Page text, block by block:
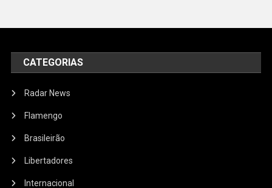
CATEGORIAS
Radar News
Flamengo
Brasileirão
Libertadores
Internacional